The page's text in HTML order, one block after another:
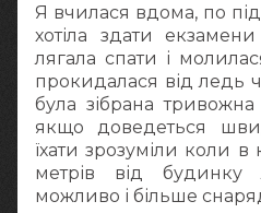
Я вчилася вдома, по
хотіла здати
лягала спати і
прокидалася від ледь
була зібрана
якщо доведеться
їхати зрозуміли коли в
метрів від будинку
можливо і більше